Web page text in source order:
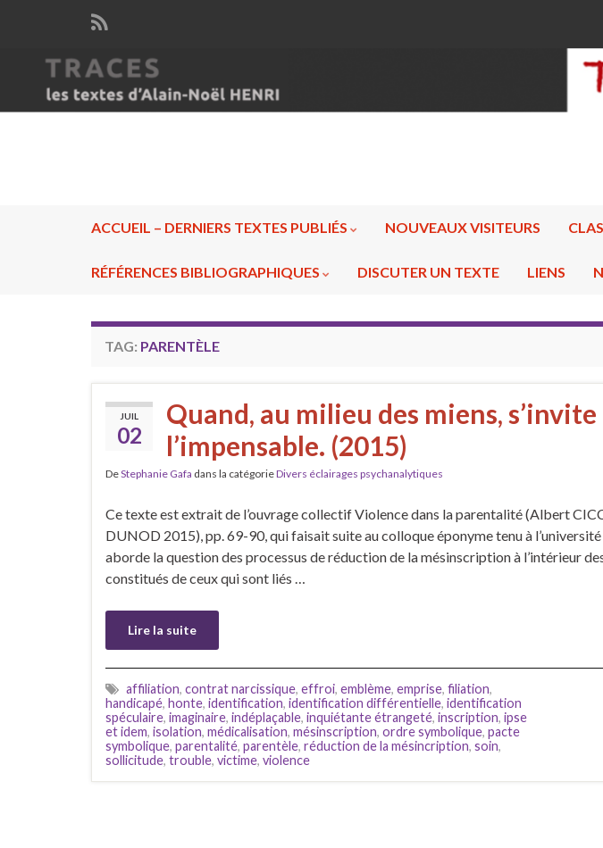
ACCUEIL – DERNIERS TEXTES PUBLIÉS NOUVEAUX VISITEURS
RÉFÉRENCES BIBLIOGRAPHIQUES DISCUTER UN TEXTE LIENS
TAG: PARENTÈLE
JUIL
02
Quand, au milieu des miens, s’invite
l’impensable. (2015)
DeStephanie Gafa dans la catégorieDivers éclairages psychanalytiques
Ce texte est extrait de l’ouvrage collectif Violence dans la parentalité (Albert
DUNOD 2015), pp. 69-90, qui faisait suite au colloque éponyme tenu à
aborde la question des processus de réduction de la mésinscription à l’intérieur
constitués de ceux qui sont liés …
Lire la suite
affiliation, contrat narcissique, effroi, emblème, emprise, filiation,
handicapé, honte, identification, identification différentielle, identification
spéculaire, imaginaire, indéplaçable, inquiétante étrangeté, inscription, ipse
et idem, isolation, médicalisation, mésinscription, ordre symbolique, pacte
symbolique, parentalité, parentèle, réduction de la mésincription, soin,
sollicitude, trouble, victime, violence